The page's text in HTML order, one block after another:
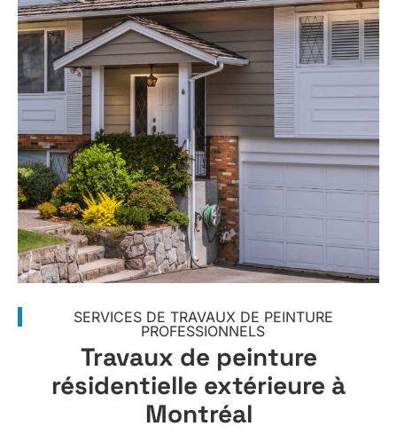
SERVICES DE TRAVAUX DE PEINTURE
PROFESSIONNELS
Travaux de peinture
résidentielle extérieure à
Montréal